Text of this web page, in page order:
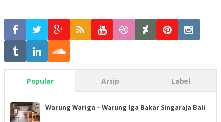
Popular Arsip Label
Warung Wariga – Warung Iga Bakar Singaraja Bali